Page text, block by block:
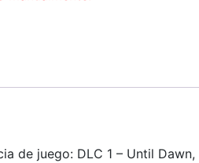
de juego: DLC 1 – Until